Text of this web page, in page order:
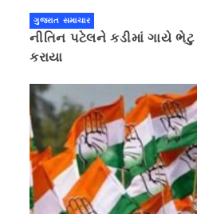
ગુજરાત સમાચાર
નીતિન પટેલને કડીમાં ગાયે ભેટુ
કરાયા